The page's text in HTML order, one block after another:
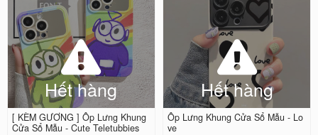
Hết hàng
[ KÈM GƯƠNG ] Ốp Lưng Khung
Cửa Sổ Mẫu - Cute Teletubbies
Hết hàng
Ốp Lưng Khung Cửa Sổ Mẫu - Lo
ve